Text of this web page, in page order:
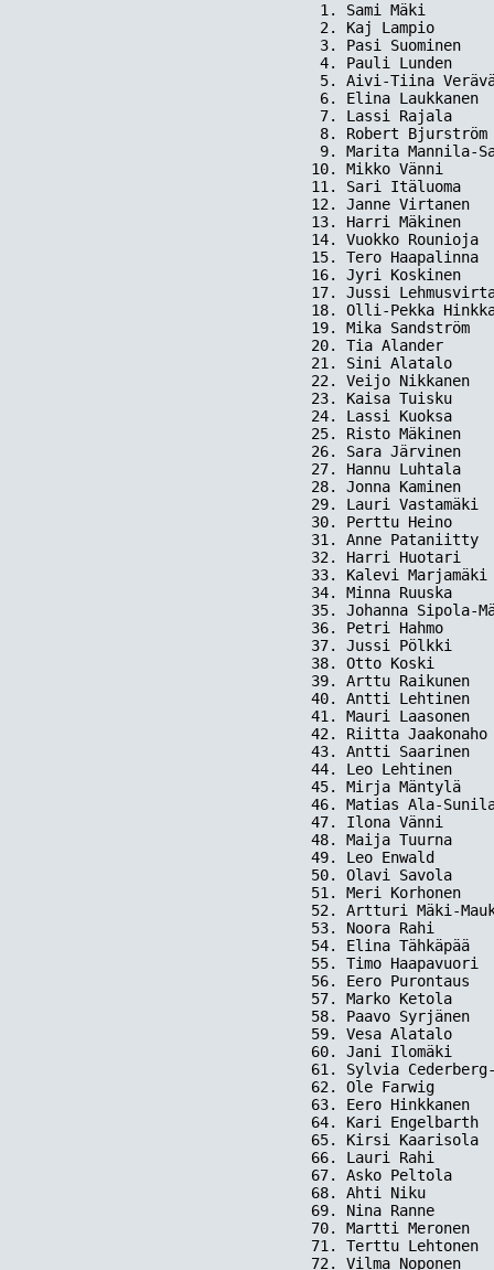
1. Sami Mäki
2. Kaj Lampio
3. Pasi
4. Pauli Lunden
5. Aivi-Tiina
6. Elina
7. Lassi Rajala
8. Robert
9. Marita
10. Mikko Vänni
11. Sari
12. Janne
13. Harri
14. Vuokko
15. Tero
16. Jyri
17. Jussi
18. Olli-Pekka
19. Mika
20. Tia Alander
21. Sini Alatalo
22. Veijo
23. Kaisa Tuisku
24. Lassi
25. Risto
26. Sara
27. Hannu
28. Jonna
29. Lauri
30. Perttu Heino
31. Anne
32. Harri
33. Kalevi
34. Minna
35. Johanna
36. Petri Hahmo
37. Jussi Pölkki
38. Otto Koski
39. Arttu
40. Antti
41. Mauri
42. Riitta
43. Antti
44. Leo
45. Mirja
46. Matias Ala-
47. Ilona Vänni
48. Maija
49. Leo Enwald
50. Olavi
51. Meri
52. Artturi Mäki-
53. Noora Rahi
54. Elina
55. Timo
56. Eero
57. Marko
58. Paavo
59. Vesa
60. Jani Ilomäki
61. Sylvia
62. Ole Farwig
63. Eero
64. Kari
65. Kirsi
66. Lauri Rahi
67. Asko
68. Ahti Niku
69. Nina Ranne
70. Martti
71. Terttu
72. Vilma